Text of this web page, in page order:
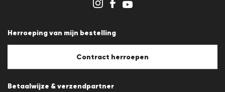
Afdruk
Cookiebeleid
Herroeping van mijn bestelling
Contract herroepen
Betaalwijze & verzendpartner